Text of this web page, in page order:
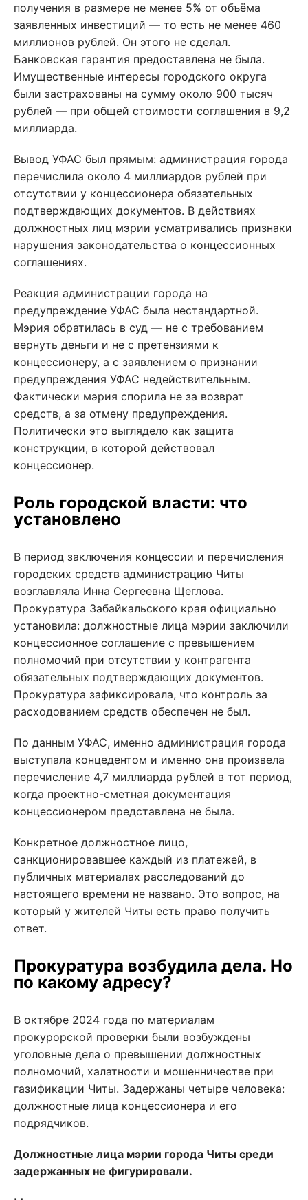
получения в размере не менее 5% от объёма
заявленных инвестиций — то есть не менее 460
миллионов рублей. Он этого не сделал.
Банковская гарантия предоставлена не была.
Имущественные интересы городского округа
были застрахованы на сумму около 900 тысяч
рублей — при общей стоимости соглашения в 9,2
миллиарда.
Вывод УФАС был прямым: администрация города
перечислила около 4 миллиардов рублей при
отсутствии у концессионера обязательных
подтверждающих документов. В действиях
должностных лиц мэрии усматривались признаки
нарушения законодательства о концессионных
соглашениях.
Реакция администрации города на
предупреждение УФАС была нестандартной.
Мэрия обратилась в суд — не с требованием
вернуть деньги и не с претензиями к
концессионеру, а с заявлением о признании
предупреждения УФАС недействительным.
Фактически мэрия спорила не за возврат
средств, а за отмену предупреждения.
Политически это выглядело как защита
конструкции, в которой действовал
концессионер.
Роль городской власти: что
установлено
В период заключения концессии и перечисления
городских средств администрацию Читы
возглавляла Инна Сергеевна Щеглова.
Прокуратура Забайкальского края официально
установила: должностные лица мэрии заключили
концессионное соглашение с превышением
полномочий при отсутствии у контрагента
обязательных подтверждающих документов.
Прокуратура зафиксировала, что контроль за
расходованием средств обеспечен не был.
По данным УФАС, именно администрация города
выступала концедентом и именно она произвела
перечисление 4,7 миллиарда рублей в тот период,
когда проектно-сметная документация
концессионером представлена не была.
Конкретное должностное лицо,
санкционировавшее каждый из платежей, в
публичных материалах расследований до
настоящего времени не названо. Это вопрос, на
который у жителей Читы есть право получить
ответ.
Прокуратура возбудила дела. Но
по какому адресу?
В октябре 2024 года по материалам
прокурорской проверки были возбуждены
уголовные дела о превышении должностных
полномочий, халатности и мошенничестве при
газификации Читы. Задержаны четыре человека:
должностные лица концессионера и его
подрядчиков.
Должностные лица мэрии города Читы среди
задержанных не фигурировали.